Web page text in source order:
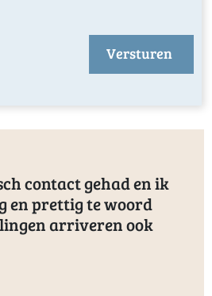
Versturen
contact gehad en ik
en prettig te woord
arriveren ook